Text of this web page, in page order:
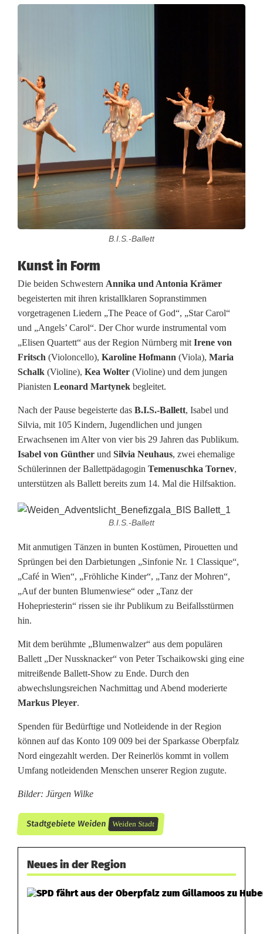
B.I.S.-Ballett
Kunst in Form
Die beiden Schwestern Annika und Antonia Krämer
begeisterten mit ihren kristallklaren Sopranstimmen
vorgetragenen Liedern „The Peace of God“, „Star Carol“
und „Angels’ Carol“. Der Chor wurde instrumental vom
„Elisen Quartett“ aus der Region Nürnberg mit Irene von
Fritsch (Violoncello), Karoline Hofmann (Viola), Maria
Schalk (Violine), Kea Wolter (Violine) und dem jungen
Pianisten Leonard Martynek begleitet.
Nach der Pause begeisterte das B.I.S.-Ballett, Isabel und
Silvia, mit 105 Kindern, Jugendlichen und jungen
Erwachsenen im Alter von vier bis 29 Jahren das Publikum.
Isabel von Günther und Silvia Neuhaus, zwei ehemalige
Schülerinnen der Ballettpädagogin Temenuschka Tornev,
unterstützen als Ballett bereits zum 14. Mal die Hilfsaktion.
B.I.S.-Ballett
Mit anmutigen Tänzen in bunten Kostümen, Pirouetten und
Sprüngen bei den Darbietungen „Sinfonie Nr. 1 Classique“,
„Café in Wien“, „Fröhliche Kinder“, „Tanz der Mohren“,
„Auf der bunten Blumenwiese“ oder „Tanz der
Hohepriesterin“ rissen sie ihr Publikum zu Beifallsstürmen
hin.
Mit dem berühmte „Blumenwalzer“ aus dem populären
Ballett „Der Nussknacker“ von Peter Tschaikowski ging eine
mitreißende Ballett-Show zu Ende. Durch den
abwechslungsreichen Nachmittag und Abend moderierte
Markus Pleyer.
Spenden für Bedürftige und Notleidende in der Region
können auf das Konto 109 009 bei der Sparkasse Oberpfalz
Nord eingezahlt werden. Der Reinerlös kommt in vollem
Umfang notleidenden Menschen unserer Region zugute.
Bilder: Jürgen Wilke
Stadtgebiete Weiden Weiden Stadt
Neues in der Region